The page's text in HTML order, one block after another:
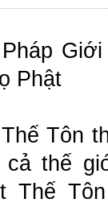
Phật
Tôn
thế
Thế